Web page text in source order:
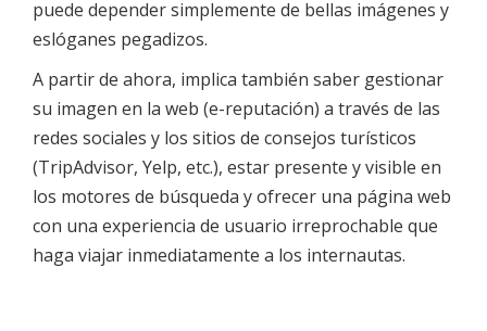
puede depender simplemente de bellas imágenes y
eslóganes pegadizos.
A partir de ahora, implica también saber gestionar
su imagen en la web (e-reputación) a través de las
redes sociales y los sitios de consejos turísticos
(TripAdvisor, Yelp, etc.), estar presente y visible en
los motores de búsqueda y ofrecer una página web
con una experiencia de usuario irreprochable que
haga viajar inmediatamente a los internautas.